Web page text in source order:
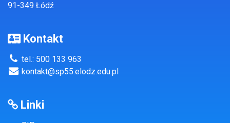
91-349 Łódź
Kontakt
tel.: 500 133 963
kontakt@sp55.elodz.edu.pl
Linki